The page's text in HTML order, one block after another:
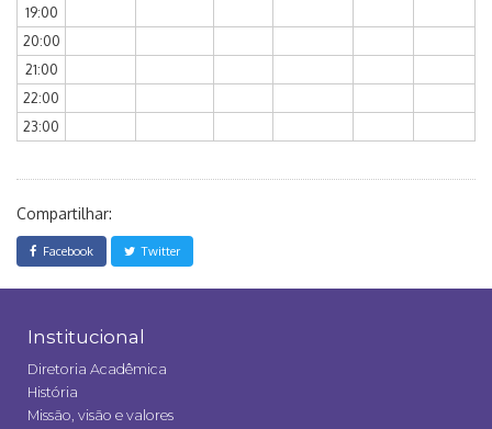
19:00
20:00
21:00
22:00
23:00
Compartilhar:
Facebook Twitter
Institucional
Diretoria Acadêmica
História
Missão, visão e valores